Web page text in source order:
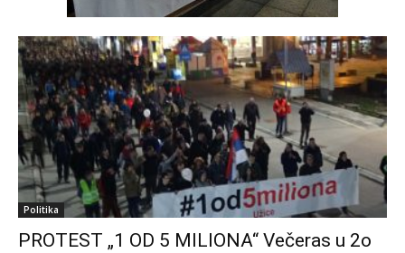
Politika
PROTEST „1 OD 5 MILIONA“ Večeras u 2o